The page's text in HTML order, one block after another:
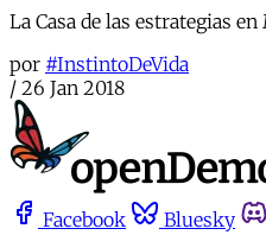
La Casa de las estrategias
por #InstintoDeVida
/ 26 Jan 2018
Facebook Bluesky